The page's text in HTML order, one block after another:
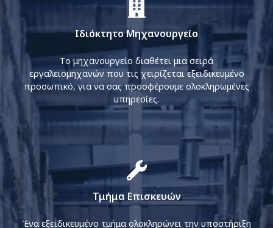
Ιδιόκτητο Μηχανουργείο
Το μηχανουργείο διαθέτει μια σειρά
εργαλειομηχανών που τις χειρίζεται εξειδικευμένο
προσωπικό, για να σας προσφέρουμε ολοκληρωμένες
υπηρεσίες.
Τμήμα Επισκευών
Ένα εξειδικευμένο τμήμα ολοκληρώνει την υποστήριξη